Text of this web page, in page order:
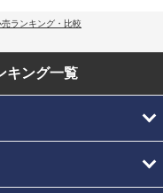
ランキング・比較
キング一覧